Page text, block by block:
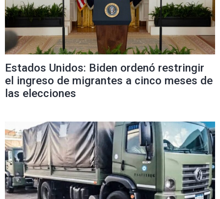
Estados Unidos: Biden ordenó restringir
el ingreso de migrantes a cinco meses de
las elecciones